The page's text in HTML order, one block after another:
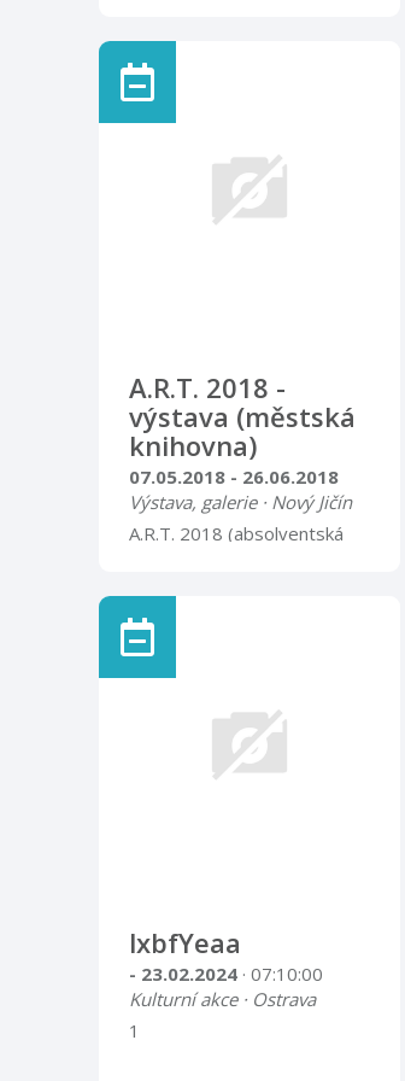
A.R.T. 2018 -
výstava (městská
knihovna)
07.05.2018 - 26.06.2018
Výstava, galerie · Nový Jičín
A.R.T. 2018 (absolventská
absolventů prvního i
druhého stupně studia.
Výstava je k vidění v
prostorách oddělení pro
dospělé čtenáře, v hodinách
určených veřejnosti (21. 5.
až 1. 6. knihovna pro
lxbfYeaa
- 23.02.2024 · 07:10:00
Kulturní akce · Ostrava
1